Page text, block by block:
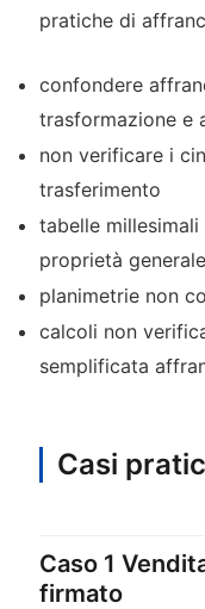
pratiche di
confondere
trasformazione e
non verificare i
trasferimento
tabelle
proprietà generale
planimetrie non
calcoli non
semplificata
Casi
Caso 1
firmato